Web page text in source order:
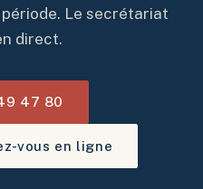
Le secrétariat
direct.
47 80
vous en ligne